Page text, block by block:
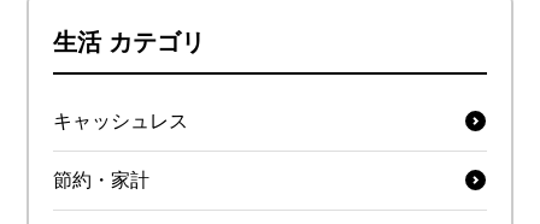
生活 カテゴリ
キャッシュレス
節約・家計